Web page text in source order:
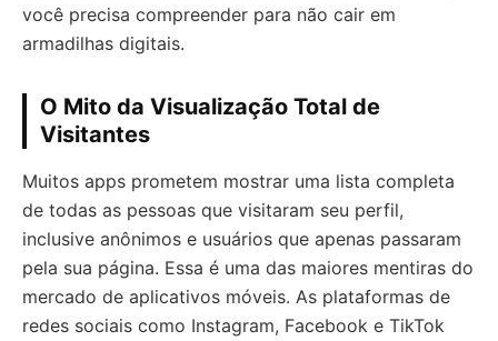
você precisa compreender para não cair em
armadilhas digitais.
O Mito da Visualização Total de
Visitantes
Muitos apps prometem mostrar uma lista completa
de todas as pessoas que visitaram seu perfil,
inclusive anônimos e usuários que apenas passaram
pela sua página. Essa é uma das maiores mentiras do
mercado de aplicativos móveis. As plataformas de
redes sociais como Instagram, Facebook e TikTok